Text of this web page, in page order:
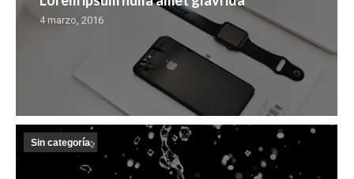
4 marzo, 2016
Sin categoría